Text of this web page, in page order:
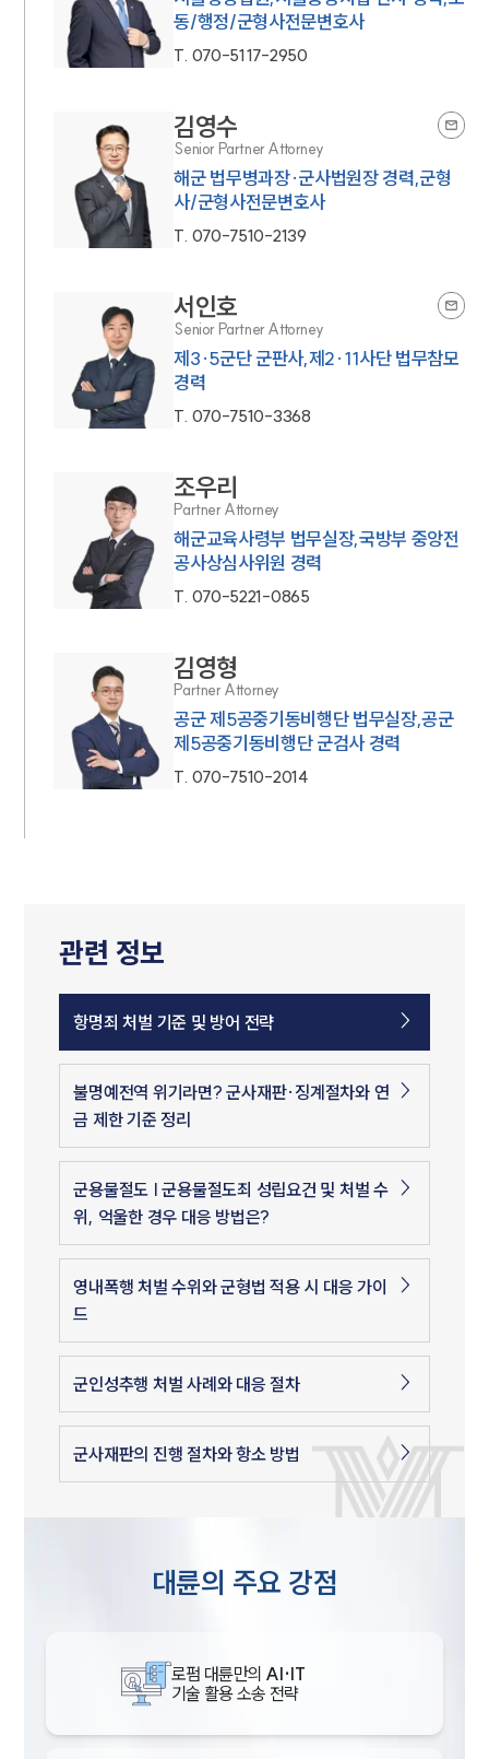
동/행정/군형사전문변호사
T. 070-5117-2950
김영수
Senior Partner Attorney
해군 법무병과장·군사법원장 경력,군형
사/군형사전문변호사
T. 070-7510-2139
서인호
Senior Partner Attorney
제3·5군단 군판사,제2·11사단 법무참모
경력
T. 070-7510-3368
조우리
Partner Attorney
해군교육사령부 법무실장,국방부 중앙전
공사상심사위원 경력
T. 070-5221-0865
김영형
Partner Attorney
공군 제5공중기동비행단 법무실장,공군
제5공중기동비행단 군검사 경력
T. 070-7510-2014
관련 정보
항명죄 처벌 기준 및 방어 전략
불명예전역 위기라면? 군사재판·징계절차와 연
금 제한 기준 정리
군용물절도 | 군용물절도죄 성립요건 및 처벌 수
위, 억울한 경우 대응 방법은?
영내폭행 처벌 수위와 군형법 적용 시 대응 가이
드
군인성추행 처벌 사례와 대응 절차
군사재판의 진행 절차와 항소 방법
대륜의 주요 강점
로펌 대륜만의 AI·IT
기술 활용 소송 전략